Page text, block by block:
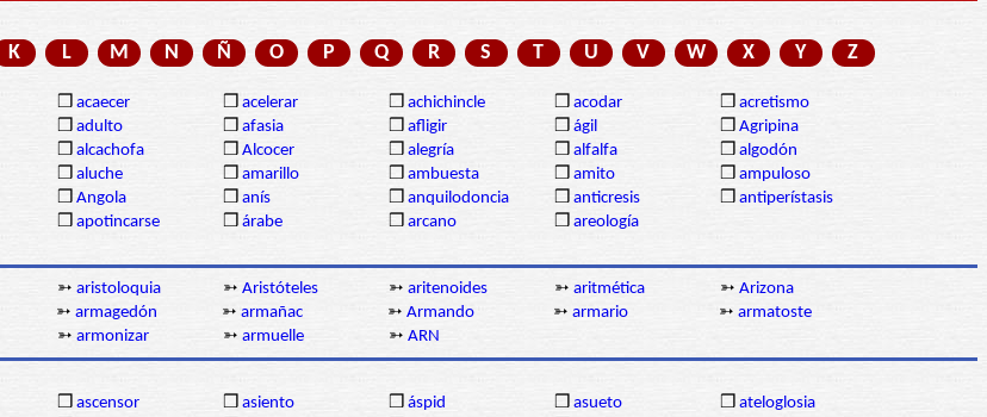
K L M N Ñ O P Q R S T U V W X Y Z
❒ acaecer ❒ acelerar ❒ achichincle ❒ acodar ❒ acretismo
❒ adulto ❒ afasia ❒ afligir ❒ ágil ❒ Agripina
❒ alcachofa ❒ Alcocer ❒ alegría ❒ alfalfa ❒ algodón
❒ aluche ❒ amarillo ❒ ambuesta ❒ amito ❒ ampuloso
❒ Angola ❒ anís ❒ anquilodoncia ❒ anticresis ❒ antiperístasis
❒ apotincarse ❒ árabe ❒ arcano ❒ areología
➳ aristoloquia ➳ Aristóteles ➳ aritenoides ➳ aritmética ➳ Arizona
➳ armagedón ➳ armañac ➳ Armando ➳ armario ➳ armatoste
➳ armonizar ➳ armuelle ➳ ARN
❒ ascensor ❒ asiento ❒ áspid ❒ asueto ❒ ateloglosia